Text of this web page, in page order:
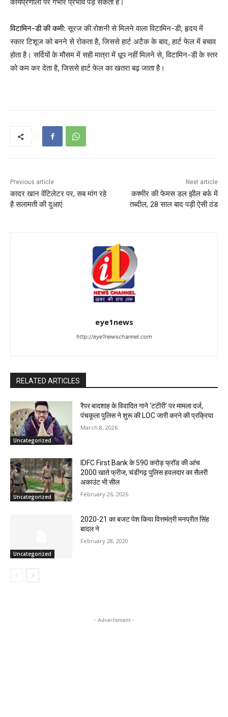
विटामिन-डी की कमी: सूरज की रोशनी से मिलने वाला विटामिन-डी, हृदय में
स्कार टिशूज को बनने से रोकता है, जिससे हार्ट अटैक के बाद, हार्ट फेल में बचाव
होता है। सर्दियों के मौसम में सही मात्रा में धूप नहीं मिलने से, विटामिन-डी के स्तर
को कम कर देता है, जिससे हार्ट फेल का खतरा बढ़ जाता है।
Previous article
कादर खान वेंट‍िलेटर पर, सब मांग रहे
है सलामती की दुआएं
Next article
कश्मीर की फेमस डल झील बर्फ में
तब्दील, 28 साल बाद पड़ी ऐसी ठंड
eye1news
http://eye1newschannel.com
RELATED ARTICLES
Uncategorized
रैपर बादशाह के विवादित गाने ‘टटीरी’ पर मामला दर्ज,
पंचकूला पुलिस ने शुरू की LOC जारी करने की प्रक्रिया
March 8, 2026
Uncategorized
IDFC First Bank के 590 करोड़ फ्रॉड की आंच
2000 खाते फ्रीज, चंडीगढ़ पुलिस हवलदार का सैलरी
अकाउंट भी सील
February 26, 2026
Uncategorized
2020-21 का बजट पेश किया वित्तमंत्री मनप्रीत सिंह
बादल ने
February 28, 2020
- Advertisment -